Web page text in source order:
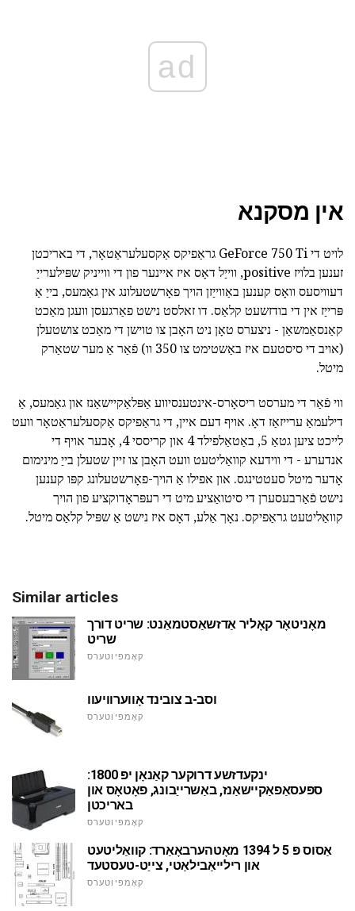
ad
אין מסקנא
לויט די GeForce 750 Ti גראַפיקס אַקסעלעראַטאָר, די באריכטן
זענען בלויז positive, ווייַל דאָס איז איינער פון די ווייניק שפּילערייַ
דעוויסעס וואָס קענען באַווייַזן הויך פאָרשטעלונג אין גאַמעס, בייַ אַ
פּרייַז אין די בודזשעט קלאַס. דו זאלסט נישט פאַרגעסן וועגן מאַכט
קאַנסאַמשאַן - ניצערס טאָן ניט האָבן צו טוישן די מאַכט צושטעלן
(אויב די סיסטעם איז באַשטימט צו 350 וו) פֿאַר אַ מער שטאַרק
מיטל.
ווי פֿאַר די מערסט ריסאָרס-אינטענסיווע אַפּלאַקיישאַנז און גאַמעס, אַ
דילעמאַ ערייזאַז דאָ. אויף דעם איין, די גראַפיקס אַקסעלעראַטאָר וועט
לייכט ציען גטאַ 5, באַטאַלפילד 4 און קריססי 4, אָבער אויף די
אנדערע - די ווידעא קוואַליטעט וועט האָבן צו זיין שטעלן בייַ מינימום
אָדער מיטל סעטטינגס. און אפילו אַ הויך-פאָרשטעלונג קפּו קענען
נישט פֿאַרבעסערן די סיטואַציע מיט די רעפּראָדוקציע פון הויך
קוואַליטעט גראַפיקס. נאָך אַלע, דאָס איז נישט אַ שפּיל קלאַס מיטל.
Similar articles
מאָניטאָר קאָליר אַדזשאַסטמאַנט: שריט דורך
שריט
קאָמפּיוטערס
וסב-ב צובינד אָווערוויעוו
קאָמפּיוטערס
ינקעדזשע דרוקער קאַנאָן יפּ 1800:
ספּעסאַפאַקיישאַנז, באַשרייַבונג, פאָטאָס און
באריכטן
קאָמפּיוטערס
אַסוס פּ 5 ל 1394 מאָטהערבאָאַרד: קוואַליטעט
און רילייאַבילאַטי, צייַט-טעסטעד
קאָמפּיוטערס